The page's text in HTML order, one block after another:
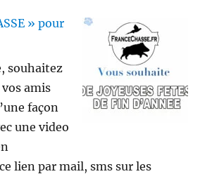
» pour
souhaitez
amis
façon
une video
lien par mail, sms sur les